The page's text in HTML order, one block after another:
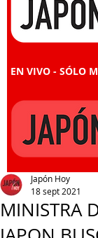
EN VIVO - SÓLO
MINISTRA
Japón Hoy
18 sept 2021